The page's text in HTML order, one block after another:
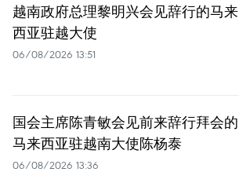
越南政府总理黎明兴会见辞行的马来
西亚驻越大使
06/08/2026 13:51
国会主席陈青敏会见前来辞行拜会的
马来西亚驻越南大使陈杨泰
06/08/2026 13:36